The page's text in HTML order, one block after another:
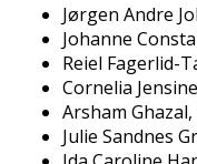
Jørgen Andre
Johanne
Reiel Fagerlid-
Cornelia
Arsham Ghazal,
Julie Sandnes